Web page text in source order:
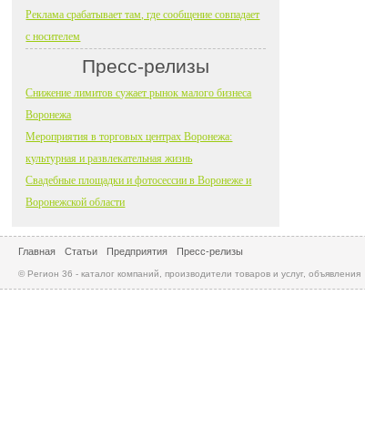
Реклама срабатывает там, где сообщение совпадает
с носителем
Пресс-релизы
Снижение лимитов сужает рынок малого бизнеса
Воронежа
Мероприятия в торговых центрах Воронежа:
культурная и развлекательная жизнь
Свадебные площадки и фотосессии в Воронеже и
Воронежской области
Главная Статьи Предприятия Пресс-релизы
© Регион 36 - каталог компаний, производители товаров и услуг, объявления